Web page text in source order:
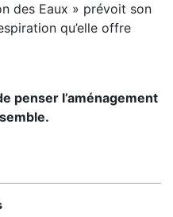
des Eaux » prévoit son
qu’elle offre
penser l’aménagement